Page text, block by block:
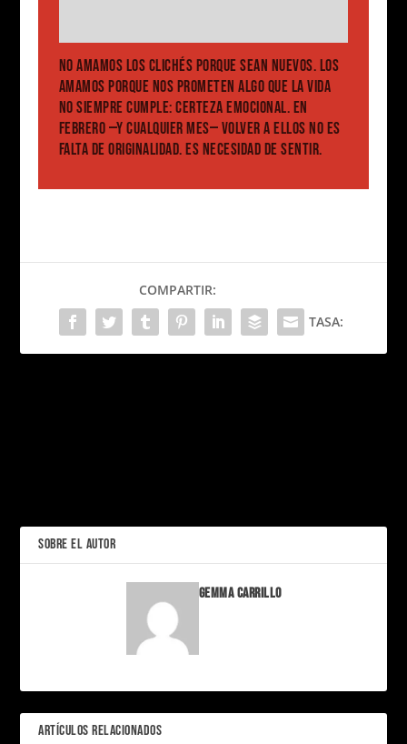
NO AMAMOS LOS CLICHÉS PORQUE SEAN NUEVOS. LOS
AMAMOS PORQUE NOS PROMETEN ALGO QUE LA VIDA
NO SIEMPRE CUMPLE: CERTEZA EMOCIONAL. EN
FEBRERO —Y CUALQUIER MES— VOLVER A ELLOS NO ES
FALTA DE ORIGINALIDAD. ES NECESIDAD DE SENTIR.
COMPARTIR:
TASA:
SOBRE EL AUTOR
Gemma Carrillo
ARTÍCULOS RELACIONADOS